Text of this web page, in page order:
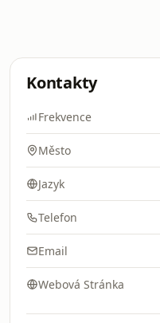
Kontakty
Frekvence
Město
Jazyk
Telefon
Email
Webová Stránka